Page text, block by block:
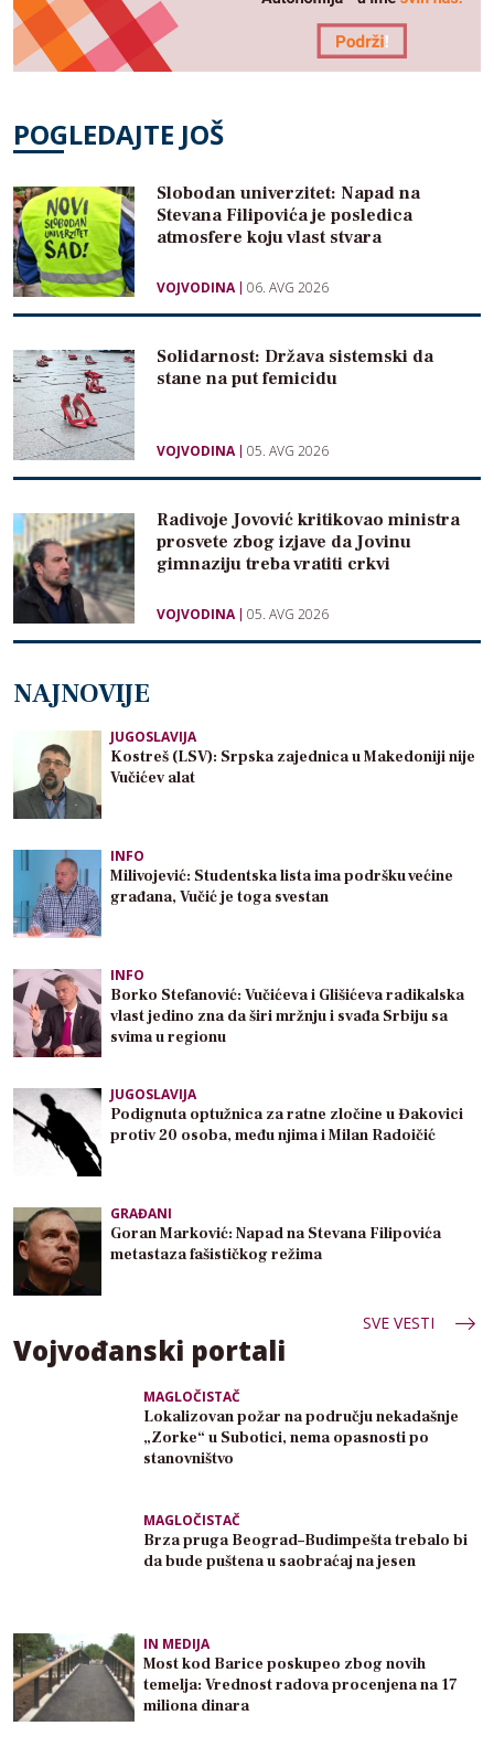
POGLEDAJTE JOŠ
Slobodan univerzitet: Napad na
Stevana Filipovića je posledica
atmosfere koju vlast stvara
VOJVODINA 06. AVG 2026
Solidarnost: Država sistemski da
stane na put femicidu
VOJVODINA 05. AVG 2026
Radivoje Jovović kritikovao ministra
prosvete zbog izjave da Jovinu
gimnaziju treba vratiti crkvi
VOJVODINA 05. AVG 2026
NAJNOVIJE
JUGOSLAVIJA
Kostreš (LSV): Srpska zajednica u Makedoniji nije
Vučićev alat
INFO
Milivojević: Studentska lista ima podršku većine
građana, Vučić je toga svestan
INFO
Borko Stefanović: Vučićeva i Glišićeva radikalska
vlast jedino zna da širi mržnju i svađa Srbiju sa
svima u regionu
JUGOSLAVIJA
Podignuta optužnica za ratne zločine u Đakovici
protiv 20 osoba, među njima i Milan Radoičić
GRAĐANI
Goran Marković: Napad na Stevana Filipovića
metastaza fašističkog režima
SVE VESTI
Vojvođanski portali
MAGLOČISTAČ
Lokalizovan požar na području nekadašnje
„Zorke“ u Subotici, nema opasnosti po
stanovništvo
MAGLOČISTAČ
Brza pruga Beograd–Budimpešta trebalo bi
da bude puštena u saobraćaj na jesen
IN MEDIJA
Most kod Barice poskupeo zbog novih
temelja: Vrednost radova procenjena na 17
miliona dinara